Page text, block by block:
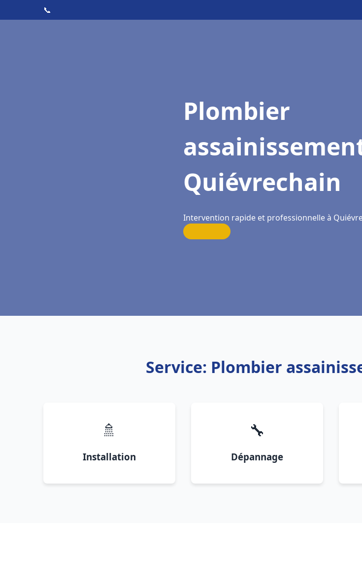
📞
Plombier
Quiévrechain
Intervention rapide et professionnelle à
Service: Plombier
🚿
Installation
🔧
Dépannage